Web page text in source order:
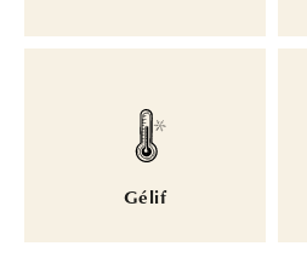
Gélif